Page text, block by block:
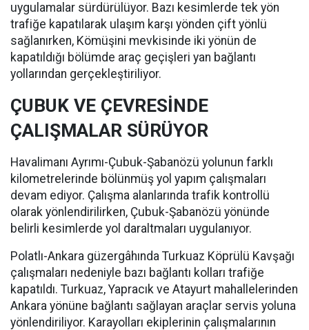
uygulamalar sürdürülüyor. Bazı kesimlerde tek yön
trafiğe kapatılarak ulaşım karşı yönden çift yönlü
sağlanırken, Kömüşini mevkisinde iki yönün de
kapatıldığı bölümde araç geçişleri yan bağlantı
yollarından gerçekleştiriliyor.
ÇUBUK VE ÇEVRESİNDE
ÇALIŞMALAR SÜRÜYOR
Havalimanı Ayrımı-Çubuk-Şabanözü yolunun farklı
kilometrelerinde bölünmüş yol yapım çalışmaları
devam ediyor. Çalışma alanlarında trafik kontrollü
olarak yönlendirilirken, Çubuk-Şabanözü yönünde
belirli kesimlerde yol daraltmaları uygulanıyor.
Polatlı-Ankara güzergâhında Turkuaz Köprülü Kavşağı
çalışmaları nedeniyle bazı bağlantı kolları trafiğe
kapatıldı. Turkuaz, Yapracık ve Atayurt mahallelerinden
Ankara yönüne bağlantı sağlayan araçlar servis yoluna
yönlendiriliyor. Karayolları ekiplerinin çalışmalarının